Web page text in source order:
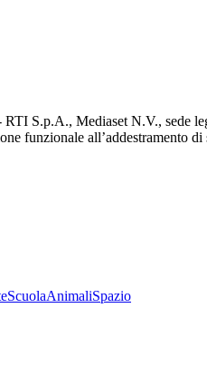
S.p.A., Mediaset N.V., sede
funzionale all’addestramento
ScuolaAnimaliSpazio